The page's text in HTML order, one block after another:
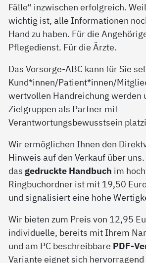
Fälle“ inzwischen erfolgreich.
wichtig ist, alle Informationen
Hand zu haben. Für die
Pflegedienst. Für die Ärzte.
Das Vorsorge-ABC kann für Sie
Kund*innen/Patient*innen/
wertvollen Handreichung werden
Zielgruppen als Partner mit
Verantwortungsbewusstsein
Wir ermöglichen Ihnen den
Hinweis auf den Verkauf über
das gedruckte Handbuch im
Ringbuchordner ist mit 19,50
und signalisiert eine hohe
Wir bieten zum Preis von 12,95
individuelle, bereits mit Ihrem
und am PC beschreibbare PDF-
Variante eignet sich